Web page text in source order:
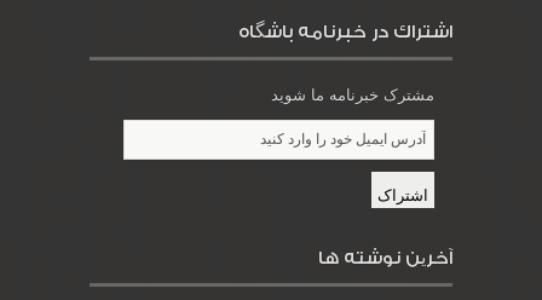
اشتراك در خبرنامه باشگاه
مشترک خبرنامه ما شوید
آخرین نوشته ها